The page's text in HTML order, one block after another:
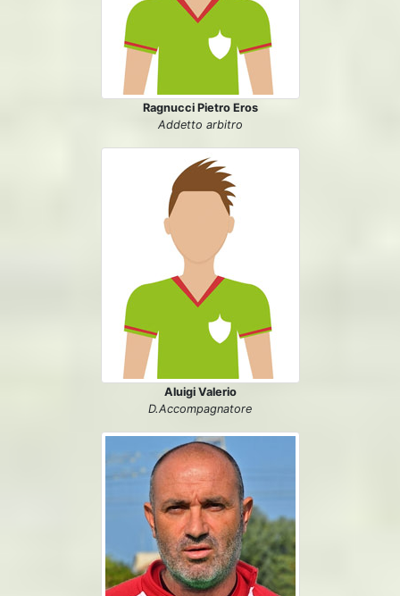
Ragnucci Pietro Eros
Addetto arbitro
Aluigi Valerio
D.Accompagnatore